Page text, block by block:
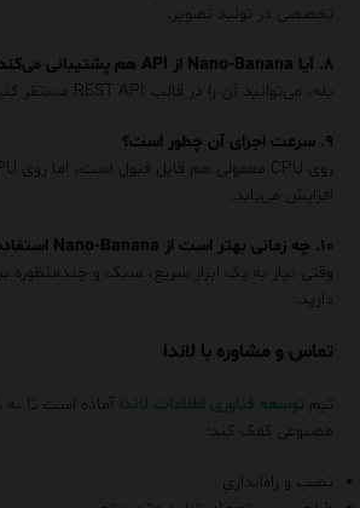
تخصصی در تولید تصویر.
۸. آیا Nano-Banana از API هم پشتیبانی می‌کند؟
بله، می‌توانید آن را در قالب REST API مستقر کنید.
۹. سرعت اجرای آن چطور است؟
افزایش می‌یابد.
۱۰. چه زمانی بهتر است از Nano-Banana استفاده کنیم؟
وقتی نیاز به یک ابزار سریع، سبک و چندمنظوره
دارید.
تماس و مشاوره با لاندا
تیم توسعه فناوری اطلاعات لاندا آماده است تا
مصنوعی کمک کند:
نصب و راه‌اندازی